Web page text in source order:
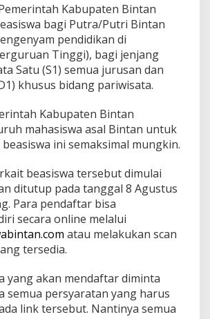
M
a
h
a
s
s
A
s
a
B
i
n
t
a
n
A
o
R
a
Kabupaten Bintan
bagi Putra/Putri Bintan
pendidikan di
Tinggi), bagi jenjang
Satu (S1) semua jurusan dan
khusus bidang pariwisata.
Kabupaten Bintan
mahasiswa asal Bintan untuk
ini semaksimal mungkin.
beasiswa tersebut dimulai
ditutup pada tanggal 8 Agustus
Para pendaftar bisa
secara online melalui
atau melakukan scan
tersedia.
yang akan mendaftar diminta
semua persyaratan yang harus
link tersebut. Nantinya semua